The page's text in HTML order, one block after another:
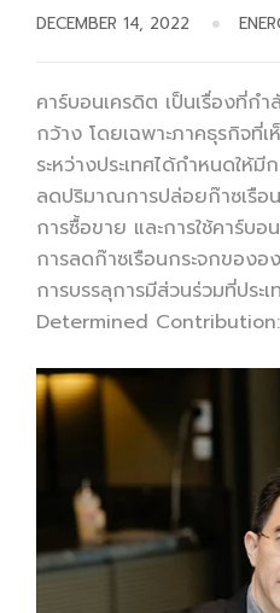
DECEMBER 14, 2022
คาร์บอนเครดิต เป็นเรื่องที่กำ
กว้าง โดยเฉพาะภาคธุรกิจที่
ระหว่างประเทศได้กำหนดให้
ลดปริมาณการปล่อยก๊าซเรือ
การซื้อขาย และการใช้คาร์บอ
การลดก๊าซเรือนกระจกของ
การบรรลุการมีส่วนร่วมที่ปร
Determined